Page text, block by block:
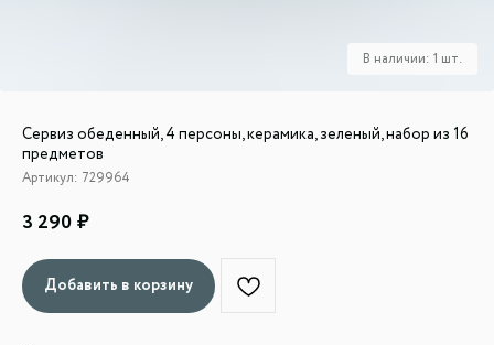
Сервиз обеденный, 4 персоны, керамика, зеленый, набор из 16
предметов
Артикул: 729964
3 290₽
Добавить в корзину